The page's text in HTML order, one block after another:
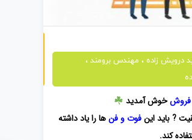
درویش زاده ، مهندس برومند ،
فروشخوش آمدید
?باید اینفوت و فنها را یاد داشته
کند.